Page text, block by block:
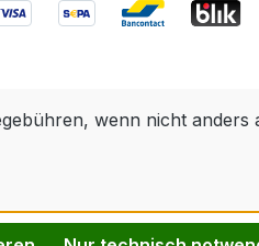
wenn nicht anders